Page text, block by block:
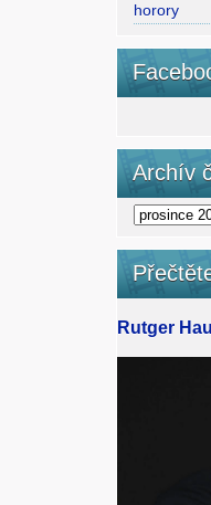
horory
Archív
Rutger